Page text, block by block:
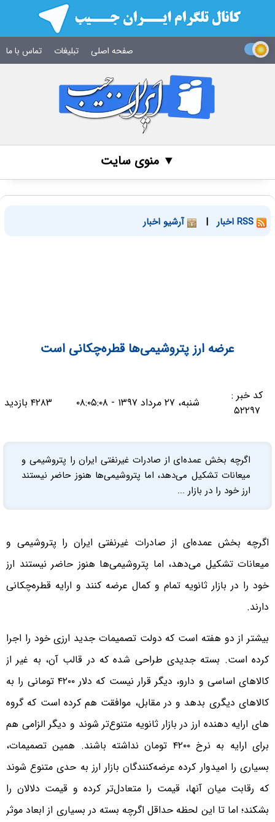
صفحه اصلی تبلیغات تماس با ما
▼ منوی سایت
| آرشیو اخبار
عرضه ارز پتروشیمی‌ها قطره‌چکانی است
کد خبر :
۵۲۲۹۷
شنبه، ۲۷ مرداد ۱۳۹۷ - ۰۸:۰۵:۰۸ ۴۲۸۳ بازدید
اگرچه بخش عمده‌ای از صادرات غیرنفتی ایران را پتروشیمی و
میعانات تشکیل می‌دهد، اما پتروشیمی‌ها هنوز حاضر نیستند
ارز خود را در بازار ...
اگرچه بخش عمده‌ای از صادرات غیرنفتی ایران را پتروشیمی و
میعانات تشکیل می‌دهد، اما پتروشیمی‌ها هنوز حاضر نیستند ارز
خود را در بازار ثانویه تمام و کمال عرضه کنند و ارایه قطره‌چکانی
دارند.
بیشتر از دو هفته است که دولت تصمیمات جدید ارزی خود را اجرا
کرده است. بسته جدیدی طراحی شده که در قالب آن، به غیر از
کالاهای اساسی و دارو، دیگر قرار نیست که دلار ۴۲۰۰ تومانی را به
کالاهای دیگری بدهد و در مقابل، موافقت هم کرده است که گروه
های ارایه دهنده ارز در بازار ثانویه متنوع‌تر شوند و دیگر الزامی هم
برای ارایه به نرخ ۴۲۰۰ تومان نداشته باشند. همین تصمیمات،
بسیاری را امیدوار کرده عرضه‌کنندگان بازار ارز به حدی متنوع شوند
که رقابت میان آنها، قیمت را متعادل‌تر کرده و قیمت دلالان را
بشکند؛ اما تا این لحظه حداقل اگرچه بسته در بسیاری از ابعاد موثر